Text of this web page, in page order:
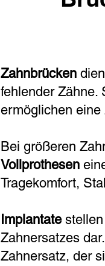
Zahnbrücken
fehlender Zähne.
ermöglichen eine
Bei größeren
Vollprothesen
Tragekomfort,
Implantate
Zahnersatzes
Zahnersatz, der